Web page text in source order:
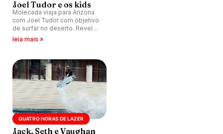
Joel Tudor e os kids
Molecada viaja para Arizona
com Joel Tudor com objetivo
de surfar no deserto. Revel
Surf testa novas ondas
leia mais »
QUATRO HORAS DE LAZER
Jack, Seth e Vaughan